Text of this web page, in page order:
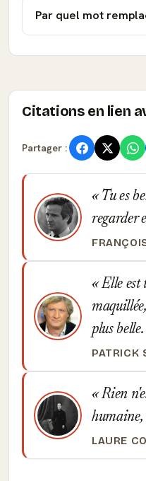
Par quel mot
Citations en lien
Partager :
Tu es
regarder
Elle est
plus
PATRICK
Rien
humaine,
LAURE